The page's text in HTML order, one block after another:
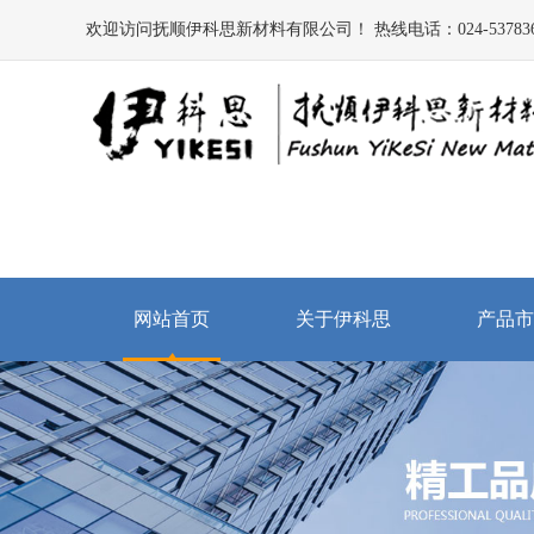
欢迎访问抚顺伊科思新材料有限公司！ 热线电话：024-
网站首页 关于伊科思 产品